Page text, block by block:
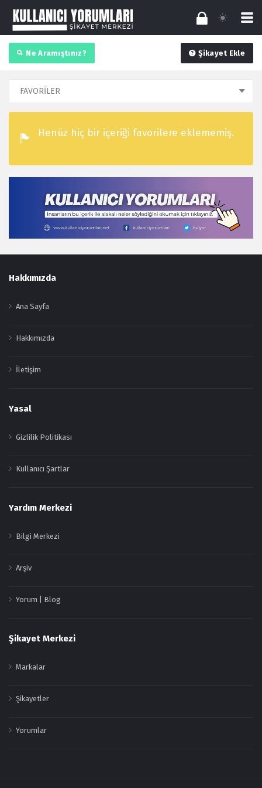
Ne Aramıştınız? Şikayet Ekle
Henüz hiç bir içeriği favorilere eklememiş.
Footer
Hakkımızda
Ana Sayfa
Hakkımızda
İletişim
Yasal
Gizlilik Politikası
Kullanıcı Şartlar
Yardım Merkezi
Bilgi Merkezi
Arşiv
Yorum | Blog
Şikayet Merkezi
Markalar
Şikayetler
Yorumlar